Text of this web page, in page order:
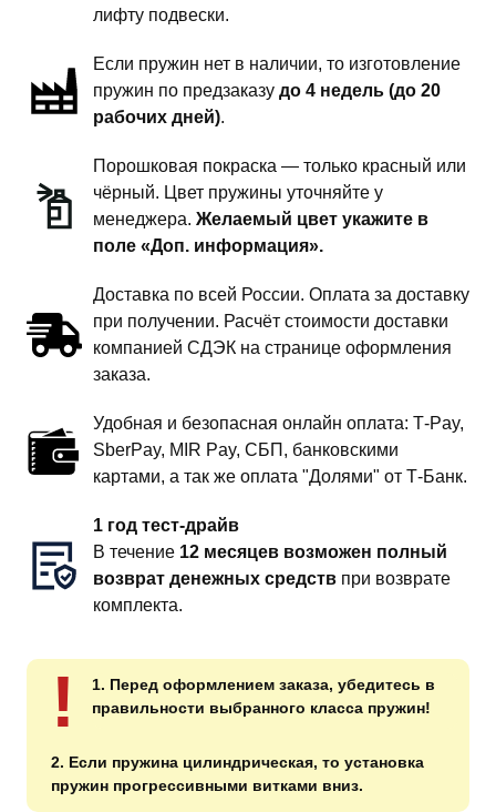
обвес
лифту подвески.
Если пружин нет в наличии, то изготовление
пружин по предзаказу до 4 недель (до 20
рабочих дней).
Порошковая покраска — только красный или
чёрный. Цвет пружины уточняйте у
менеджера. Желаемый цвет укажите в
поле «Доп. информация».
Доставка по всей России. Оплата за доставку
при получении. Расчёт стоимости доставки
компанией СДЭК на странице оформления
заказа.
Удобная и безопасная онлайн оплата: T‑Pay,
SberPay, MIR Pay, СБП, банковскими
картами, а так же оплата "Долями" от Т-Банк.
1 год тест-драйв
В течение 12 месяцев возможен полный
возврат денежных средств при возврате
комплекта.
!
1. Перед оформлением заказа, убедитесь в
правильности выбранного класса пружин!
2. Если пружина цилиндрическая, то установка
пружин прогрессивными витками вниз.